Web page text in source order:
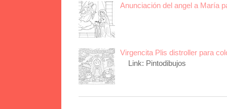
Anunciación del angel a María
Virgencita Plis distroller para
Link: Pintodibujos